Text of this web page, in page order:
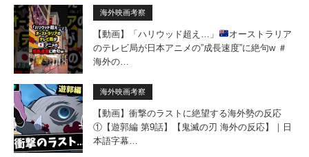
海外映画考察
【動画】「ハリウッド超え…」
オーストラリア
のテレビ局が日本アニメの”成長速度”に絶句w ＃
海外の…
海外映画考察
【動画】衝撃のラストに絶望する海外勢の反応
①【遊郭編 第9話】【鬼滅の刃 海外の反応】｜日
本語字幕…